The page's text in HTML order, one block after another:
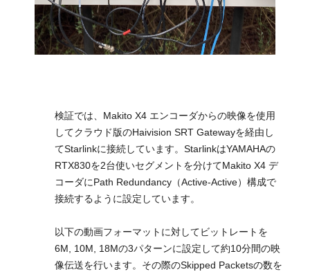
検証では、Makito X4 エンコーダからの映像を使用
してクラウド版のHaivision SRT Gatewayを経由し
てStarlinkに接続しています。StarlinkはYAMAHAの
RTX830を2台使いセグメントを分けてMakito X4 デ
コーダにPath Redundancy（Active-Active）構成で
接続するように設定しています。
以下の動画フォーマットに対してビットレートを
6M, 10M, 18Mの3パターンに設定して約10分間の映
像伝送を行います。その際のSkipped Packetsの数を